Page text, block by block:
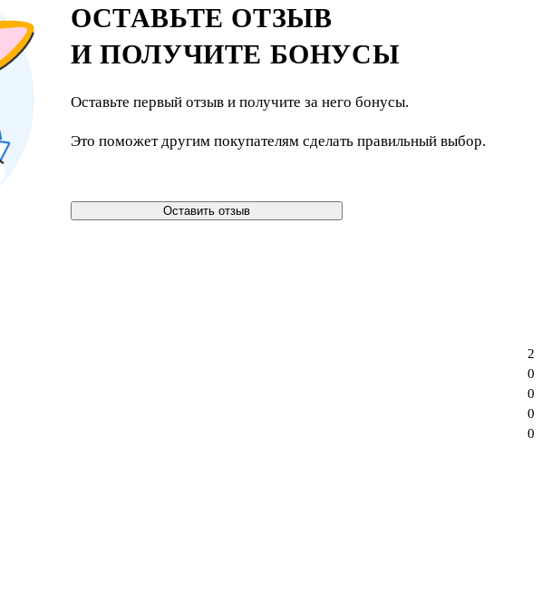
ОСТАВЬТЕ ОТЗЫВ
И ПОЛУЧИТЕ БОНУСЫ
Оставьте первый отзыв и получите за него бонусы.
Это поможет другим покупателям сделать правильный выбор.
Оставить отзыв
0
0
0
0
2